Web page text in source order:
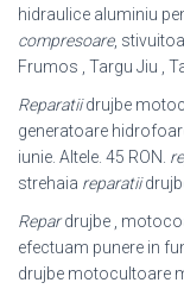
hidraulice aluminiu
compresoare,
Frumos , Targu Jiu ,
Reparatiidrujbe
generatoare
iunie. Altele. 45 RON.
strehaia reparatii
Repardrujbe ,
efectuam punere in
drujbe motocultoare